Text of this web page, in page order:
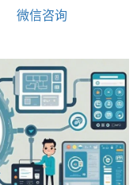
微信咨询